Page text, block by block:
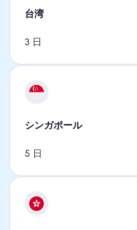
台湾
3 日
シンガポール
5 日